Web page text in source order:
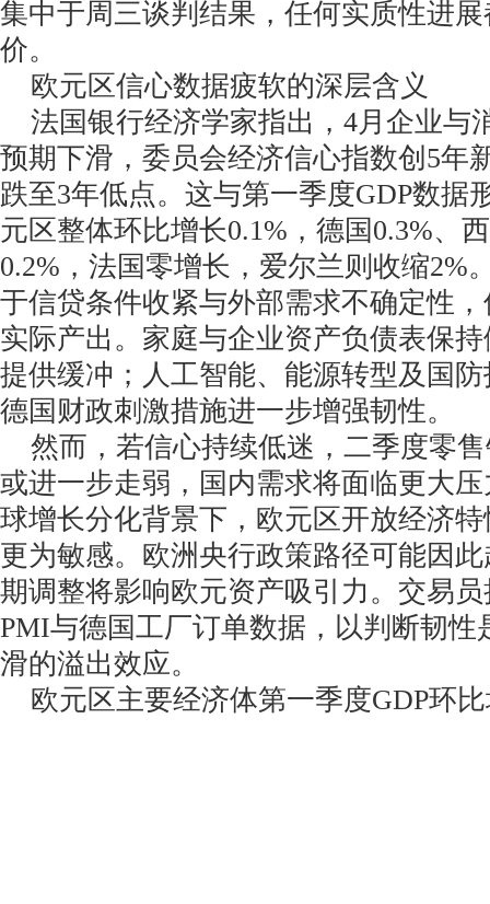
集中于周三谈判结果，任何实质性进
价。
欧元区信心数据疲软的深层含义
法国银行经济学家指出，4月企业与
预期下滑，委员会经济信心指数创5年
跌至3年低点。这与第一季度GDP数据
元区整体环比增长0.1%，德国0.3%、
0.2%，法国零增长，爱尔兰则收缩2%
于信贷条件收紧与外部需求不确定性
实际产出。家庭与企业资产负债表保
提供缓冲；人工智能、能源转型及国
德国财政刺激措施进一步增强韧性。
然而，若信心持续低迷，二季度零
或进一步走弱，国内需求将面临更大
球增长分化背景下，欧元区开放经济
更为敏感。欧洲央行政策路径可能因
期调整将影响欧元资产吸引力。交易
PMI与德国工厂订单数据，以判断韧性
滑的溢出效应。
欧元区主要经济体第一季度GDP环